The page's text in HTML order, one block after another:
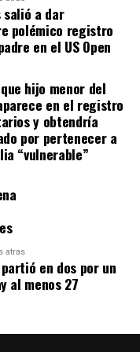
reflejando el
de Chiloé ante
de la Subdere.
salió a dar
polémico registro
en el US Open
hijo menor del
en el registro
y obtendría
por pertenecer a
“vulnerable”
atras
en dos por un
al menos 27